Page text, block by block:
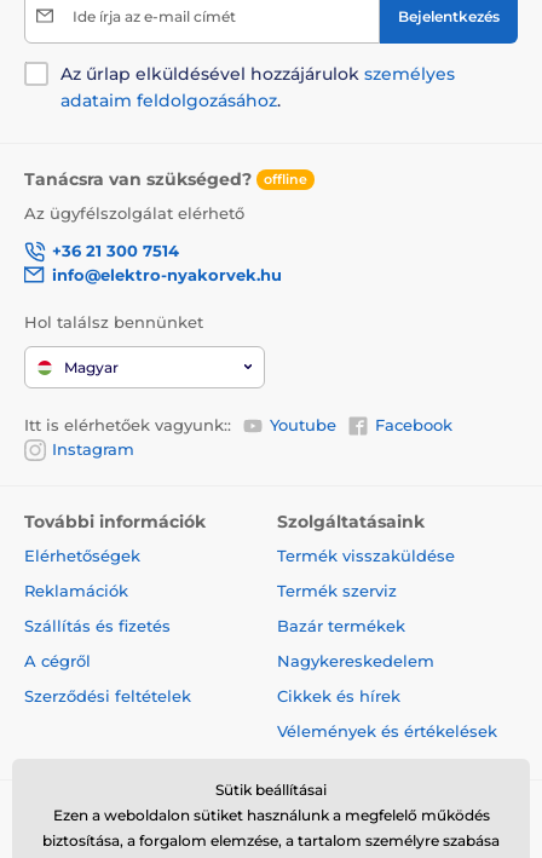
Ide írja az e-mail címét Bejelentkezés
Az űrlap elküldésével hozzájárulok személyes
adataim feldolgozásához.
Tanácsra van szükséged? offline
Az ügyfélszolgálat elérhető
+36 21 300 7514
info@elektro-nyakorvek.hu
Hol találsz bennünket
Magyar
Itt is elérhetőek vagyunk:: Youtube
Facebook
Instagram
További információk
Elérhetőségek
Reklamációk
Szállítás és fizetés
A cégről
Szerződési feltételek
Szolgáltatásaink
Termék visszaküldése
Termék szerviz
Bazár termékek
Nagykereskedelem
Cikkek és hírek
Vélemények és értékelések
Sütik beállításai
Ezen a weboldalon sütiket használunk a megfelelő működés
biztosítása, a forgalom elemzése, a tartalom személyre szabása